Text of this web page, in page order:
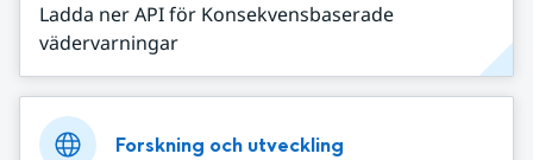
Ladda ner API för Konsekvensbaserade
vädervarningar
Forskning och utveckling